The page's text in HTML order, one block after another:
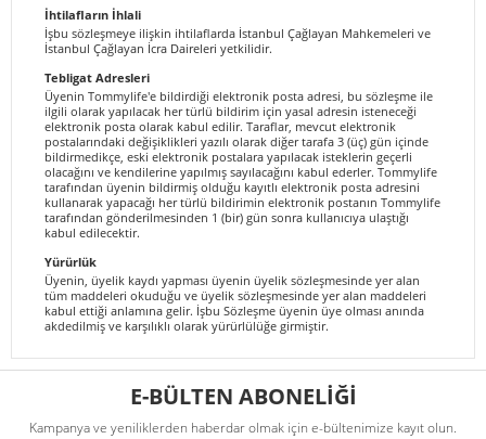
İhtilafların İhlali
İşbu sözleşmeye ilişkin ihtilaflarda İstanbul Çağlayan Mahkemeleri ve
İstanbul Çağlayan İcra Daireleri yetkilidir.
Tebligat Adresleri
Üyenin Tommylife'e bildirdiği elektronik posta adresi, bu sözleşme ile
ilgili olarak yapılacak her türlü bildirim için yasal adresin isteneceği
elektronik posta olarak kabul edilir. Taraflar, mevcut elektronik
postalarındaki değişiklikleri yazılı olarak diğer tarafa 3 (üç) gün içinde
bildirmedikçe, eski elektronik postalara yapılacak isteklerin geçerli
olacağını ve kendilerine yapılmış sayılacağını kabul ederler. Tommylife
tarafından üyenin bildirmiş olduğu kayıtlı elektronik posta adresini
kullanarak yapacağı her türlü bildirimin elektronik postanın Tommylife
tarafından gönderilmesinden 1 (bir) gün sonra kullanıcıya ulaştığı
kabul edilecektir.
Yürürlük
Üyenin, üyelik kaydı yapması üyenin üyelik sözleşmesinde yer alan
tüm maddeleri okuduğu ve üyelik sözleşmesinde yer alan maddeleri
kabul ettiği anlamına gelir. İşbu Sözleşme üyenin üye olması anında
akdedilmiş ve karşılıklı olarak yürürlülüğe girmiştir.
E-BÜLTEN ABONELİĞİ
Kampanya ve yeniliklerden haberdar olmak için e-bültenimize kayıt olun.